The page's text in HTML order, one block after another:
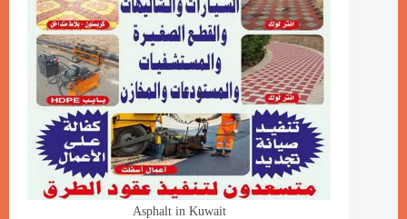
Asphalt in Kuwait